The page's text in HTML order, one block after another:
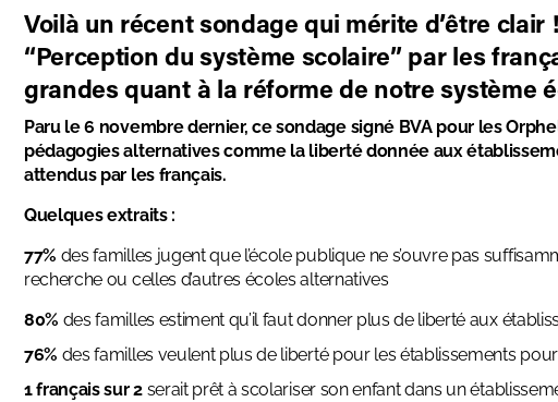
Voilà un récent sondage qui mérite d’être clair
“Perception du système scolaire” par les
grandes quant à la réforme de notre système
Paru le 6 novembre dernier, ce sondage signé BVA pour les
pédagogies alternatives comme la liberté donnée aux
attendus par les français.
Quelques extraits :
77% des familles jugent que l’école publique ne s’ouvre pas
recherche ou celles d’autres écoles alternatives
80% des familles estiment qu’il faut donner plus de liberté aux
76% des familles veulent plus de liberté pour les établissements
1 français sur 2 serait prêt à scolariser son enfant dans un